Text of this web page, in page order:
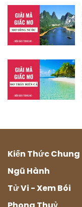
Kiến Thức Chung
Ngũ Hành
Tử Vi - Xem Bói